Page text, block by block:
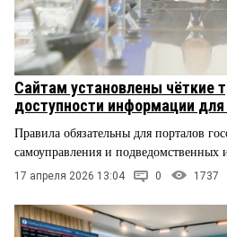
Сайтам установлены чёткие
доступности информации
Правила обязательны для порталов
самоуправления и подведомственных
17 апреля 2026 13:04 0 1737